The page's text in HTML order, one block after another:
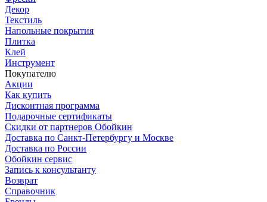
Декор
Текстиль
Напольные покрытия
Плитка
Клей
Инструмент
Покупателю
Акции
Как купить
Дисконтная программа
Подарочные сертификаты
Скидки от партнеров Обойкин
Доставка по Санкт-Петербургу и Москве
Доставка по России
Обойкин сервис
Запись к консультанту
Возврат
Справочник